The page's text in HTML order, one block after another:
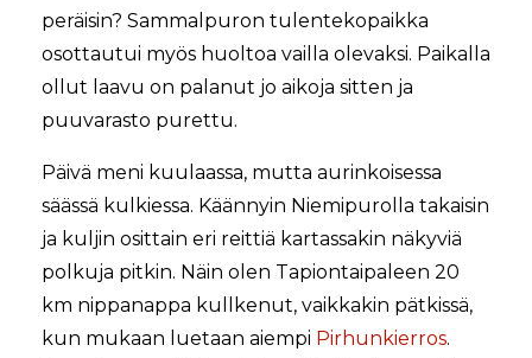
peräisin? Sammalpuron tulentekopaikka
osottautui myös huoltoa vailla olevaksi. Paikalla
ollut laavu on palanut jo aikoja sitten ja
puuvarasto purettu.
Päivä meni kuulaassa, mutta aurinkoisessa
säässä kulkiessa. Käännyin Niemipurolla takaisin
ja kuljin osittain eri reittiä kartassakin näkyviä
polkuja pitkin. Näin olen Tapiontaipaleen 20
km nippanappa kullkenut, vaikkakin pätkissä,
kun mukaan luetaan aiempi Pirhunkierros.